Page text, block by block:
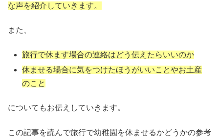
な声を紹介していきます。
また、
旅行で休ます場合の連絡はどう伝えたらいいのか
休ませる場合に気をつけたほうがいいことやお土産
のこと
についてもお伝えしていきます。
この記事を読んで旅行で幼稚園を休ませるかどうかの参考